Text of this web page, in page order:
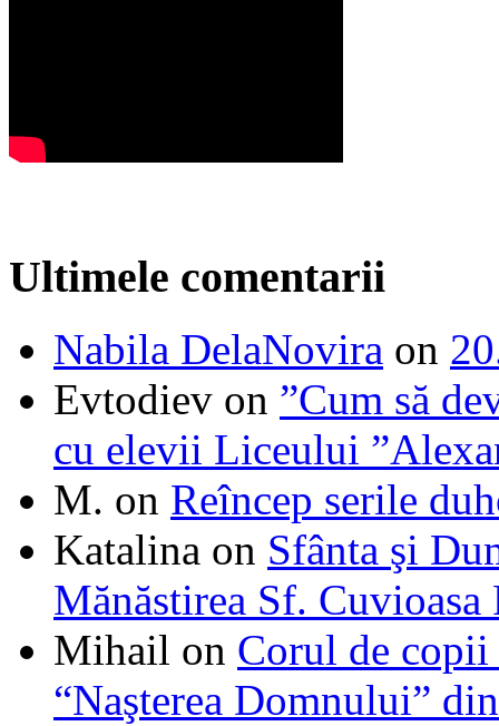
Ultimele comentarii
Nabila DelaNovira on
Evtodiev on ”Cum să
cu elevii Liceului
M. on Reîncep serile
Katalina on Sfânta şi
Mănăstirea Sf. Cuvioasa
Mihail on Corul de
“Naşterea Domnului”